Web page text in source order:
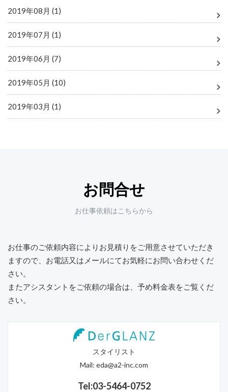
2019年08月 (1)
2019年07月 (1)
2019年06月 (7)
2019年05月 (10)
2019年03月 (1)
お問合せ
お仕事依頼はこちらから
お仕事のご依頼内容によりお見積りをご用意させていただき
ますので、 お電話又はメールにてお気軽にお問い合わせくだ
さい。
またアシスタントをご依頼の場合は、予め料金表をご覧くだ
さい。
スタイリスト
Mail: eda@a2-inc.com
Tel:03-5464-0752